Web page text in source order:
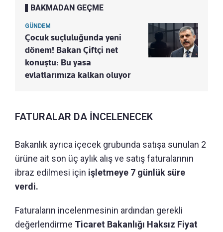
BAKMADAN GEÇME
GÜNDEM
Çocuk suçluluğunda yeni
dönem! Bakan Çiftçi net
konuştu: Bu yasa
evlatlarımıza kalkan oluyor
FATURALAR DA İNCELENECEK
Bakanlık ayrıca içecek grubunda satışa sunulan 2
ürüne ait son üç aylık alış ve satış faturalarının
ibraz edilmesi için işletmeye 7 günlük süre
verdi.
Faturaların incelenmesinin ardından gerekli
değerlendirme Ticaret Bakanlığı Haksız Fiyat